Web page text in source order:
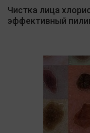
Чистка лица
эффективный